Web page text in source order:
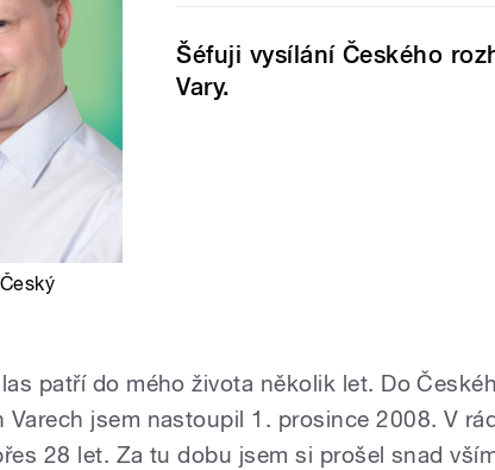
Šéfuji vysílání Českého
Vary.
Český
patří do mého života několik let. Do
Varech jsem nastoupil 1. prosince 2008. V
28 let. Za tu dobu jsem si prošel snad